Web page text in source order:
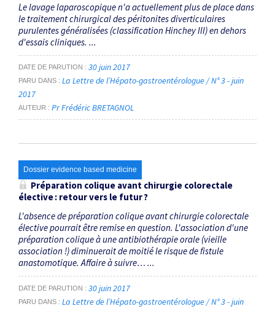
Le lavage laparoscopique n'a actuellement plus de place dans
le traitement chirurgical des péritonites diverticulaires
purulentes généralisées (classification Hinchey III) en dehors
d'essais cliniques. ...
DATE DE PARUTION 30 juin 2017
PARU DANS
La Lettre de l’Hépato-gastroentérologue / N° 3 - juin
2017
AUTEUR Pr Frédéric BRETAGNOL
Dossier evidence based medicine
Préparation colique avant chirurgie colorectale
élective : retour vers le futur ?
L'absence de préparation colique avant chirurgie colorectale
élective pourrait être remise en question. L'association d'une
préparation colique à une antibiothérapie orale (vieille
association !) diminuerait de moitié le risque de fistule
anastomotique. Affaire à suivre… ...
DATE DE PARUTION 30 juin 2017
PARU DANS La Lettre de l’Hépato-gastroentérologue / N° 3 - juin